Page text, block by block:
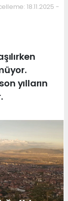
18.11.2025 -
yılların